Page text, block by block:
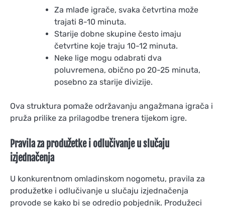
Za mlađe igrače, svaka četvrtina može
trajati 8-10 minuta.
Starije dobne skupine često imaju
četvrtine koje traju 10-12 minuta.
Neke lige mogu odabrati dva
poluvremena, obično po 20-25 minuta,
posebno za starije divizije.
Ova struktura pomaže održavanju angažmana igrača i
pruža prilike za prilagodbe trenera tijekom igre.
Pravila za produžetke i odlučivanje u slučaju
izjednačenja
U konkurentnom omladinskom nogometu, pravila za
produžetke i odlučivanje u slučaju izjednačenja
provode se kako bi se odredio pobjednik. Produžeci